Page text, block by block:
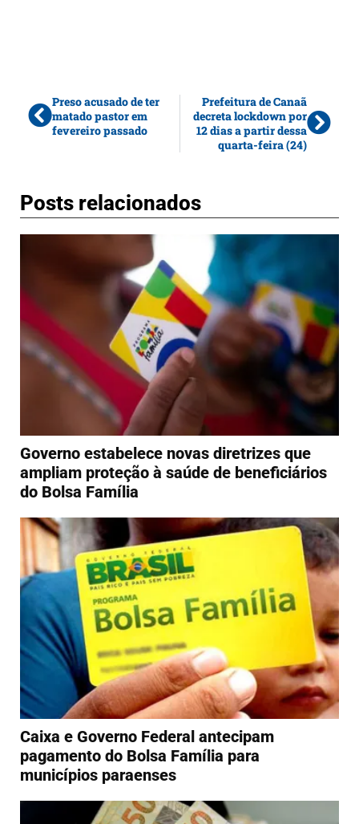
Preso acusado de ter
matado pastor em
fevereiro passado
Prefeitura de Canaã
decreta lockdown por
12 dias a partir dessa
quarta-feira (24)
Posts relacionados
Governo estabelece novas diretrizes que
ampliam proteção à saúde de beneficiários
do Bolsa Família
Caixa e Governo Federal antecipam
pagamento do Bolsa Família para
municípios paraenses